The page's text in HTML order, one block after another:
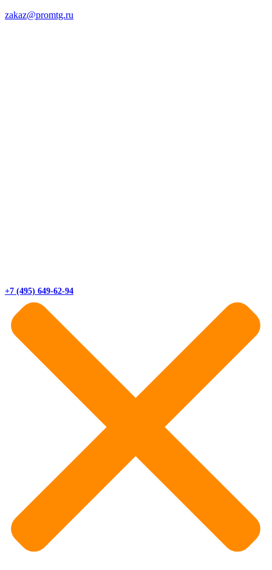
zakaz@promtg.ru
+7 (495) 649-62-94